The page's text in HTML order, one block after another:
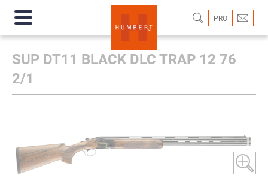
PRO
SUP DT11 BLACK DLC TRAP 12 76
2/1